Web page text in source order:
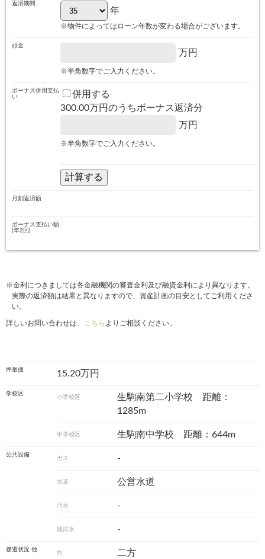
返済期間
年
※物件によってはローン年数が変わる場合がございます。
頭金
万円
※半角数字でご入力ください。
ボーナス併用支払
い
併用する
300.00万円のうちボーナス返済分
万円
※半角数字でご入力ください。
月割返済額
ボーナス支払い額
(年2回)
※金利につきましては各金融機関の審査金利及び融資金利により異なります。
実際の返済額は結果と異なりますので、資産計画の目安としてご利用くださ
い。
詳しいお問い合わせは、 こちら よりご相談ください。
坪単価 15.20万円
学校区
小学校区
生駒南第二小学校 距離：
1285m
中学校区 生駒南中学校 距離：644m
公共設備
ガス -
水道 公営水道
汚水 -
雑排水 -
接道状況 他
向 二方